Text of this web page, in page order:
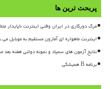
پربحث ترین ها
مرگ دورکاری در ایران وقتی اینترنت ناپایدار
اینترنت ماهواره ای آمازون مستقیم به موبایل
نتایج آزمون های سمپاد و نمونه دولتی هفته
برنامه B همیشگی